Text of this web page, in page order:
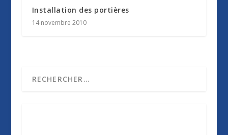
Installation des portières
14 novembre 2010